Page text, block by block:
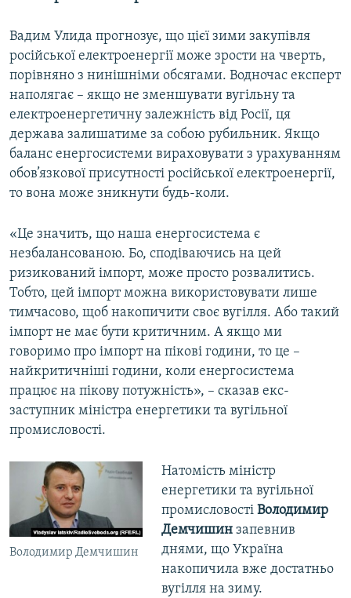
Вадим Улида прогнозує, що цієї зими закупівля
російської електроенергії може зрости на чверть,
порівняно з нинішніми обсягами. Водночас експерт
наполягає – якщо не зменшувати вугільну та
електроенергетичну залежність від Росії, ця
держава залишатиме за собою рубильник. Якщо
баланс енергосистеми вираховувати з урахуванням
обов’язкової присутності російської електроенергії,
то вона може зникнути будь-коли.
«Це значить, що наша енергосистема є
незбалансованою. Бо, сподіваючись на цей
ризикований імпорт, може просто розвалитись.
Тобто, цей імпорт можна використовувати лише
тимчасово, щоб накопичити своє вугілля. Або такий
імпорт не має бути критичним. А якщо ми
говоримо про імпорт на пікові години, то це –
найкритичніші години, коли енергосистема
працює на пікову потужність», – сказав екс-
заступник міністра енергетики та вугільної
промисловості.
Володимир Демчишин
Натомість міністр
енергетики та вугільної
промисловості Володимир
Демчишинзапевнив
днями, що Україна
накопичила вже достатньо
вугілля на зиму.